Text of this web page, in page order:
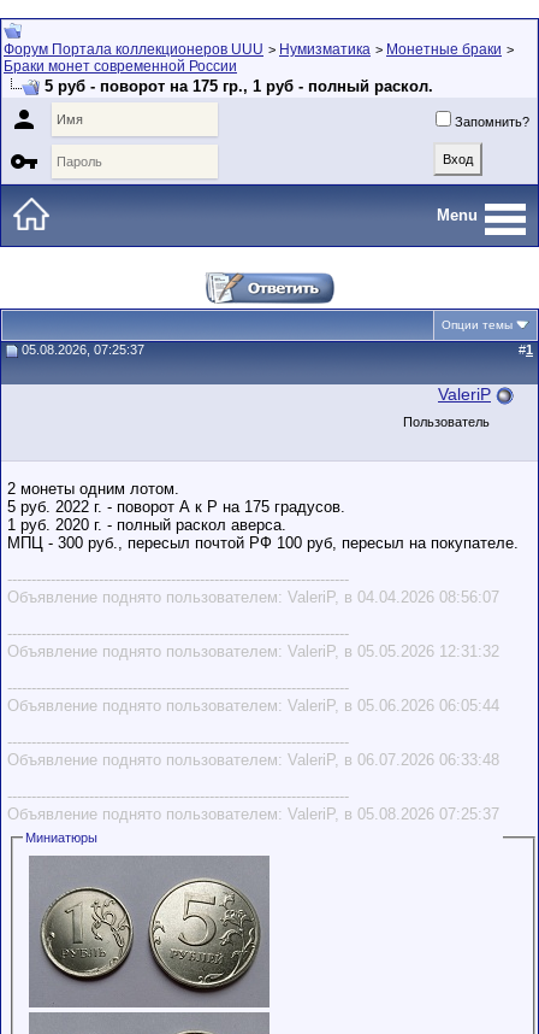
Форум Портала коллекционеров UUU > Нумизматика > Монетные браки >
Браки монет современной России
5 руб - поворот на 175 гр., 1 руб - полный раскол.
 Запомнить?

Menu
Опции темы
05.08.2026, 07:25:37 #1
ValeriP
Пользователь
2 монеты одним лотом.
5 руб. 2022 г. - поворот А к Р на 175 градусов.
1 руб. 2020 г. - полный раскол аверса.
МПЦ - 300 руб., пересыл почтой РФ 100 руб, пересыл на покупателе.
-----------------------------------------------------------------------
Объявление поднято пользователем: ValeriP, в 04.04.2026 08:56:07
-----------------------------------------------------------------------
Объявление поднято пользователем: ValeriP, в 05.05.2026 12:31:32
-----------------------------------------------------------------------
Объявление поднято пользователем: ValeriP, в 05.06.2026 06:05:44
-----------------------------------------------------------------------
Объявление поднято пользователем: ValeriP, в 06.07.2026 06:33:48
-----------------------------------------------------------------------
Объявление поднято пользователем: ValeriP, в 05.08.2026 07:25:37
Миниатюры